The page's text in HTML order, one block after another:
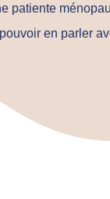
patiente
en parler